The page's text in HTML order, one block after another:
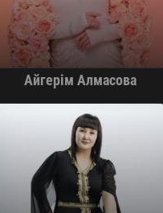
Айгерім Алмасова